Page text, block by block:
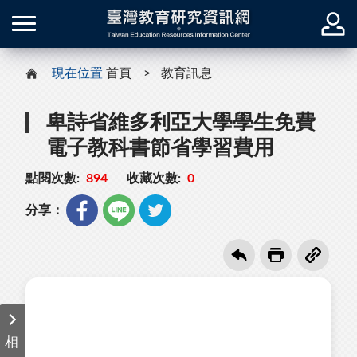
現在位置 首頁 教育訊息
卑詩省維多利亞大學學生免費
電子教科書節省學習費用
點閱次數: 894 收藏次數: 0
分享：
相